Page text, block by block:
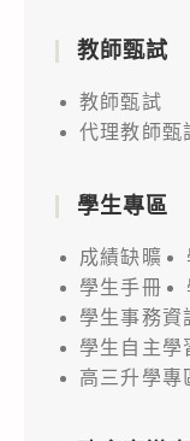
教師甄試
教師甄試
代理教師甄
學生專區
成績缺曠
學生手冊
學生事務資
學生自主學
高三升學專